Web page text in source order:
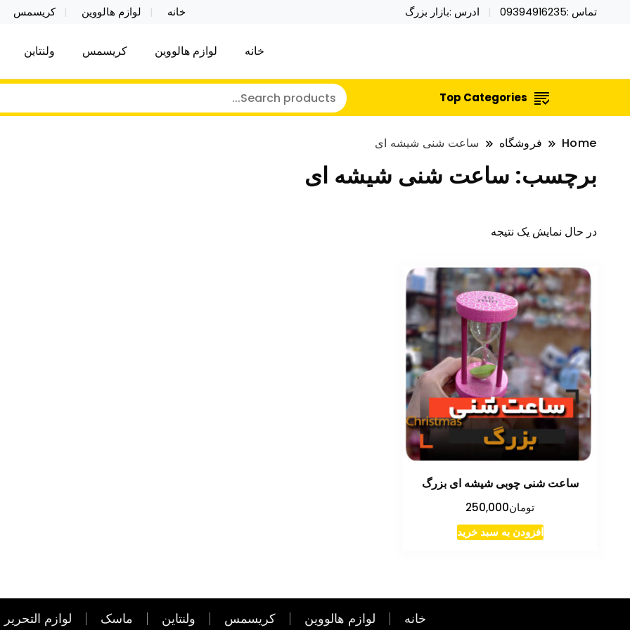
تماس :09394916235 ادرس :بازار بزرگ خانه لوازم هالووین کریسمس
نایکر توی فروش عمده لوازم هالووین ولن تاین کادویی کریسمس اکسسوری
خرید محصولات خاص فیجت اسباب بازی تراول ماگ نایکر توی فروش عمده لوازم هالووین ولن تاین کادویی
خانه لوازم هالووین کریسمس ولنتاین
Top Categories
Home فروشگاه ساعت شنی شیشه ای
برچسب: ساعت شنی شیشه ای
در حال نمایش یک نتیجه
ساعت شنی چوبی شیشه ای بزرگ
تومان250,000
افزودن به سبد خرید
خانه لوازم هالووین کریسمس ولنتاین ماسک لوازم التحریر